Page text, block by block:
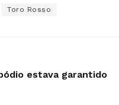
Toro Rosso
estava garantido